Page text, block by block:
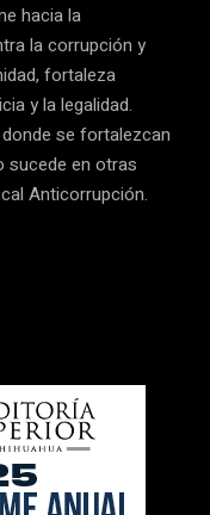
hacia la
la corrupción y
fortaleza
y la legalidad.
se fortalezcan
sucede en otras
Anticorrupción.